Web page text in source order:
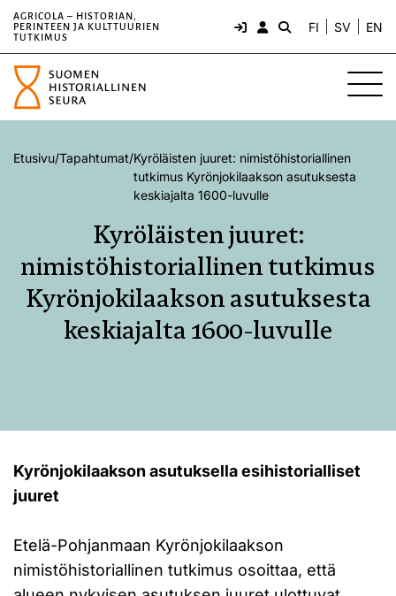
AGRICOLA – HISTORIAN,
PERINTEEN JA KULTTUURIEN
TUTKIMUS
FI SV EN
Etusivu/Tapahtumat/Kyröläisten juuret: nimistöhistoriallinen
tutkimus Kyrönjokilaakson asutuksesta
keskiajalta 1600-luvulle
Kyröläisten juuret:
nimistöhistoriallinen tutkimus
Kyrönjokilaakson asutuksesta
keskiajalta 1600-luvulle
Kyrönjokilaakson asutuksella esihistorialliset
juuret
Etelä-Pohjanmaan Kyrönjokilaakson
nimistöhistoriallinen tutkimus osoittaa, että